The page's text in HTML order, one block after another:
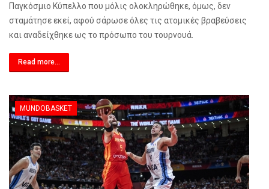
Παγκόσμιο Κύπελλο που μόλις ολοκληρώθηκε, όμως, δεν
σταμάτησε εκεί, αφού σάρωσε όλες τις ατομικές βραβεύσεις
και αναδείχθηκε ως το πρόσωπο του τουρνουά.
Read more...
MUNDOBASKET